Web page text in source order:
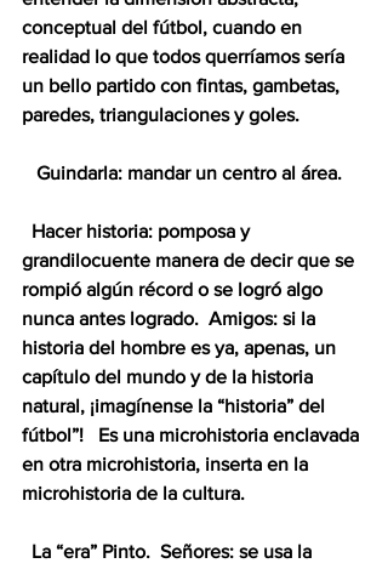
conceptual del fútbol, cuando en
realidad lo que todos querríamos sería
un bello partido con fintas, gambetas,
paredes, triangulaciones y goles.
   Guindarla: mandar un centro al área.
grandilocuente manera de decir que se
rompió algún récord o se logró algo
nunca antes logrado.  Amigos: si la
historia del hombre es ya, apenas, un
capítulo del mundo y de la historia
natural, ¡imagínense la “historia” del
fútbol”!   Es una microhistoria enclavada
en otra microhistoria, inserta en la
microhistoria de la cultura.